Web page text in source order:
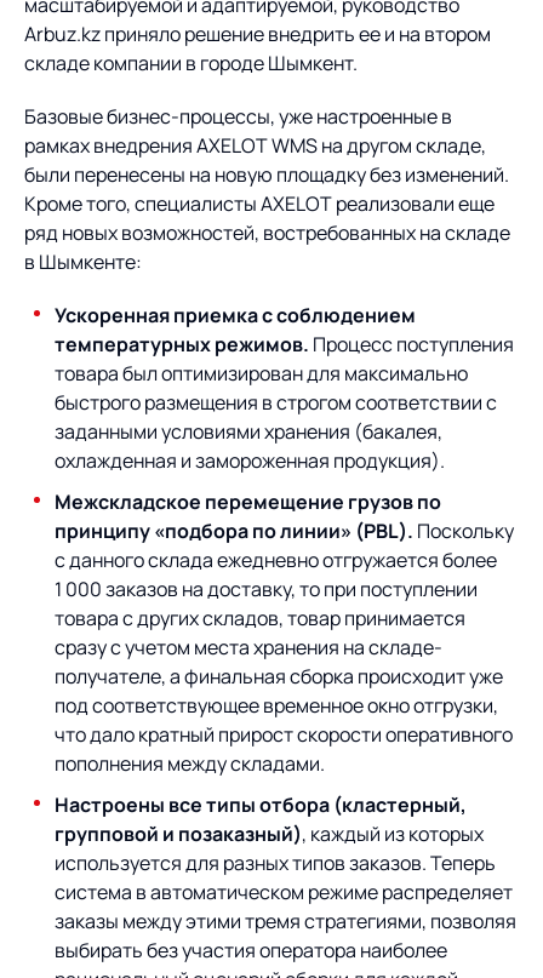
Arbuz.kz приняло решение внедрить ее и на втором
складе компании в городе Шымкент.
Базовые бизнес-процессы, уже настроенные в
рамках внедрения AXELOT WMS на другом складе,
были перенесены на новую площадку без изменений.
Кроме того, специалисты AXELOT реализовали еще
ряд новых возможностей, востребованных на складе
в Шымкенте:
Ускоренная приемка с соблюдением
температурных режимов. Процесс поступления
товара был оптимизирован для максимально
быстрого размещения в строгом соответствии с
заданными условиями хранения (бакалея,
охлажденная и замороженная продукция).
Межскладское перемещение грузов по
принципу «подбора по линии» (PBL). Поскольку
с данного склада ежедневно отгружается более
1 000 заказов на доставку, то при поступлении
товара с других складов, товар принимается
сразу с учетом места хранения на складе-
получателе, а финальная сборка происходит уже
под соответствующее временное окно отгрузки,
что дало кратный прирост скорости оперативного
пополнения между складами.
Настроены все типы отбора (кластерный,
групповой и позаказный), каждый из которых
используется для разных типов заказов. Теперь
система в автоматическом режиме распределяет
заказы между этими тремя стратегиями, позволяя
выбирать без участия оператора наиболее